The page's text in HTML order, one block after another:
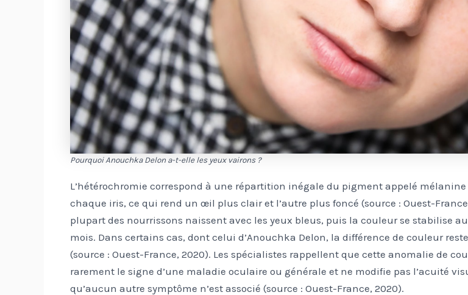
Pourquoi Anouchka Delon a-t-elle les yeux vairons ?
L’hétérochromie correspond à une répartition inégale du pigment appelé mélanine
chaque iris, ce qui rend un œil plus clair et l’autre plus foncé (source : Ouest-
plupart des nourrissons naissent avec les yeux bleus, puis la couleur se stabilise
mois. Dans certains cas, dont celui d’Anouchka Delon, la différence de couleur
(source : Ouest-France, 2020). Les spécialistes rappellent que cette anomalie de
rarement le signe d’une maladie oculaire ou générale et ne modifie pas l’acuité
qu’aucun autre symptôme n’est associé (source : Ouest-France, 2020).